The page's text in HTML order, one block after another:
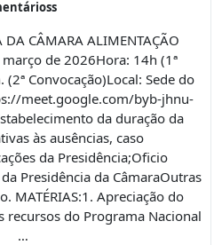
CÂMARA ALIMENTAÇÃO
março de 2026Hora: 14h (1ª
Convocação)Local: Sede do
meet.google.com/byb-jhnu-
da duração da
às ausências, caso
da Presidência;Oficio
Presidência da CâmaraOutras
MATÉRIAS:1. Apreciação do
recursos do Programa Nacional
…